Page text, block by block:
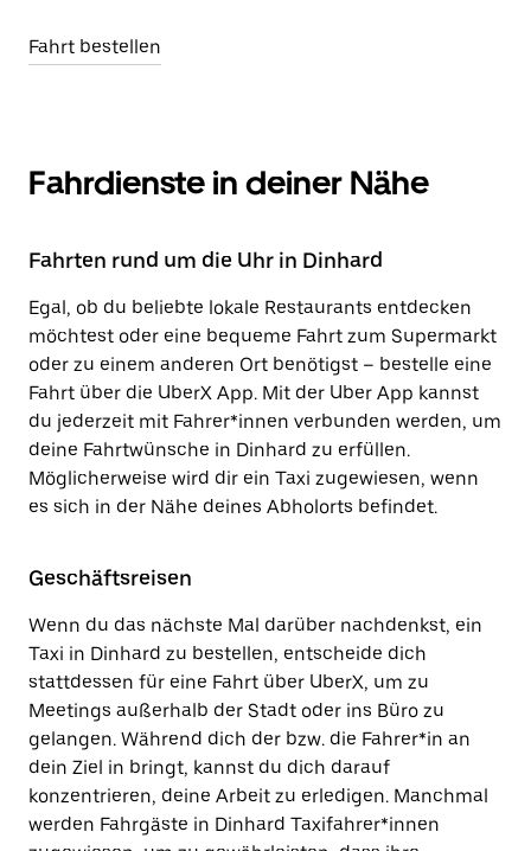
Fahrt bestellen
Fahrdienste in deiner Nähe
Fahrten rund um die Uhr in Dinhard
Egal, ob du beliebte lokale Restaurants entdecken
möchtest oder eine bequeme Fahrt zum Supermarkt
oder zu einem anderen Ort benötigst – bestelle eine
Fahrt über die UberX App. Mit der Uber App kannst
du jederzeit mit Fahrer*innen verbunden werden, um
deine Fahrtwünsche in Dinhard zu erfüllen.
Möglicherweise wird dir ein Taxi zugewiesen, wenn
es sich in der Nähe deines Abholorts befindet.
Geschäftsreisen
Wenn du das nächste Mal darüber nachdenkst, ein
Taxi in Dinhard zu bestellen, entscheide dich
stattdessen für eine Fahrt über UberX, um zu
Meetings außerhalb der Stadt oder ins Büro zu
gelangen. Während dich der bzw. die Fahrer*in an
dein Ziel in bringt, kannst du dich darauf
konzentrieren, deine Arbeit zu erledigen. Manchmal
werden Fahrgäste in Dinhard Taxifahrer*innen